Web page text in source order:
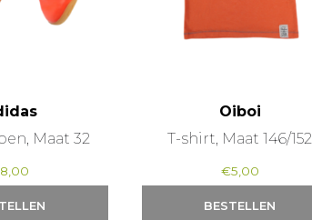
Maat 32
8,00
Oiboi
T-shirt, Maat 146/152
€5,00
BESTELLEN